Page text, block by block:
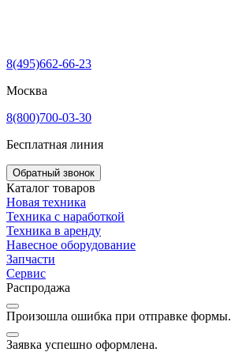
8(495)662-66-23
Москва
8(800)700-03-30
Бесплатная линия
Обратный звонок
Каталог товаров
Новая техника
Техника с наработкой
Техника в аренду
Навесное оборудование
Запчасти
Сервис
Распродажа
Произошла ошибка при отправке формы.
Заявка успешно оформлена.